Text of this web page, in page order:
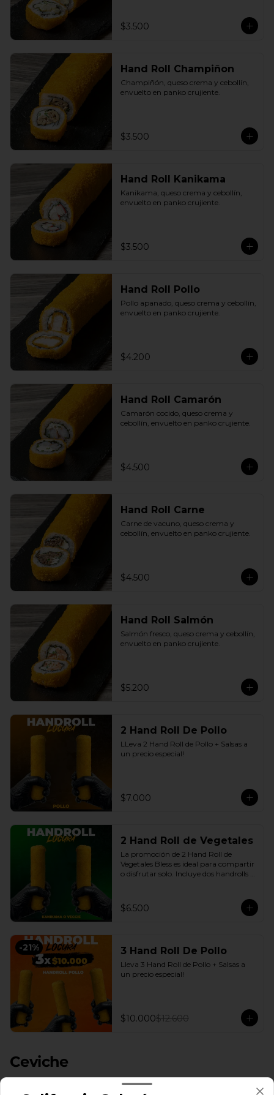
$3.500
Hand Roll Champiñon
Champiñón, queso crema y cebollín,
envuelto en panko crujiente.
$3.500
Hand Roll Kanikama
Kanikama, queso crema y cebollín,
envuelto en panko crujiente.
$3.500
Hand Roll Pollo
Pollo apanado, queso crema y cebollín,
envuelto en panko crujiente.
$4.200
Hand Roll Camarón
Camarón cocido, queso crema y
cebollín, envuelto en panko crujiente.
$4.500
Hand Roll Carne
Carne de vacuno, queso crema y
cebollín, envuelto en panko crujiente.
$4.500
Hand Roll Salmón
Salmón fresco, queso crema y cebollín,
envuelto en panko crujiente.
$5.200
2 Hand Roll De Pollo
LLeva 2 Hand Roll de Pollo + Salsas a
un precio especial!
$7.000
2 Hand Roll de Vegetales
La promoción de 2 Hand Roll de
Vegetales Bless es ideal para compartir
o disfrutar solo. Incluye dos handrolls
apanado en panko crocante, más
salsas a elección. Una opción práctica,
$6.500
-21% 3 Hand Roll De Pollo
Lleva 3 Hand Roll de Pollo + Salsas a
un precio especial!
$10.000$12.600
Ceviche